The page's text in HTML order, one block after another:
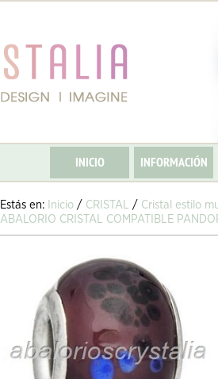
INICIO INFORMACIÓN
Estás en: Inicio / CRISTAL / Cristal estilo
ABALORIO CRISTAL COMPATIBLE